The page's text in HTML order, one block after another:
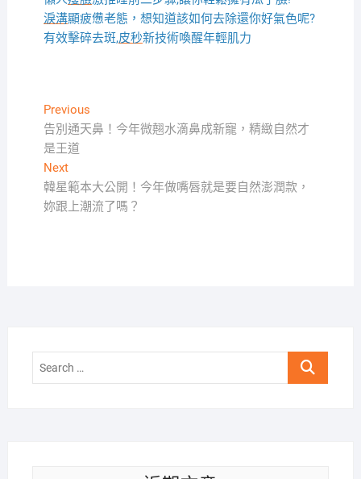
淚溝顯疲憊老態，想知道該如何去除還你好氣色呢?
有效擊碎去斑,皮秒新技術喚醒年輕肌力
文
章
導
覽
PreviousPrevious
post:
告別通天鼻！今年微翹水滴鼻成新寵，精緻自然才
是王道
NextNext
post:
韓星範本大公開！今年做嘴唇就是要自然澎潤款，
妳跟上潮流了嗎？
Search